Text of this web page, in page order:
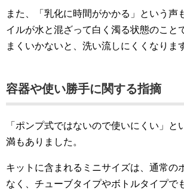
また、「乳化に時間がかかる」という声
イルが水と混ざって白く濁る状態のこと
まくいかないと、洗い流しにくくなりま
容器や使い勝手に関する指摘
「ポンプ式ではないので使いにくい」と
満もありました。
キットに含まれるミニサイズは、通常の
なく、チューブタイプやボトルタイプで